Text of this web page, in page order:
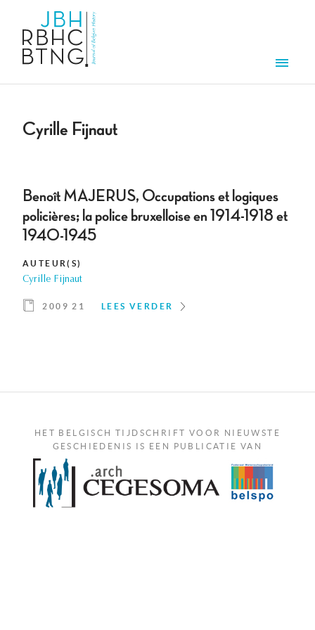
Cyrille Fijnaut
Benoît MAJERUS, Occupations et logiques
policières; la police bruxelloise en 1914-1918 et
1940-1945
AUTEUR(S)
Cyrille Fijnaut
2009 21 LEES VERDER
HET BELGISCH TIJDSCHRIFT VOOR NIEUWSTE
GESCHIEDENIS IS EEN PUBLICATIE VAN